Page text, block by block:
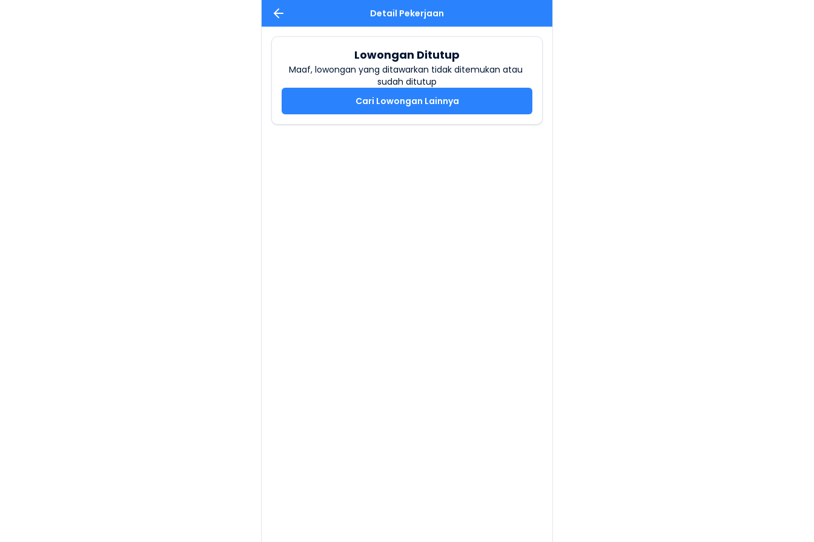
Detail Pekerjaan
Lowongan Ditutup
Maaf, lowongan yang ditawarkan tidak ditemukan atau
sudah ditutup
Cari Lowongan Lainnya